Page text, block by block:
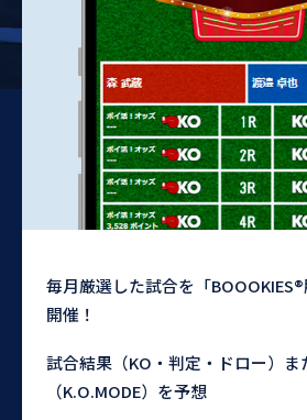
毎月厳選した試合を「
開催！
試合結果（KO・判定・ドロー）ま
（K.O.MODE）を予想